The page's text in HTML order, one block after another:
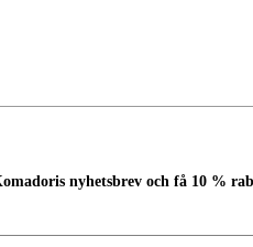
nyhetsbrev och få 10 %